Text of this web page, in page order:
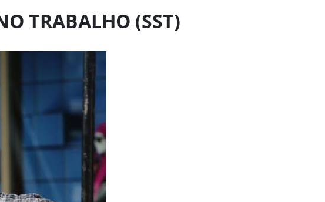
TRABALHO (SST)